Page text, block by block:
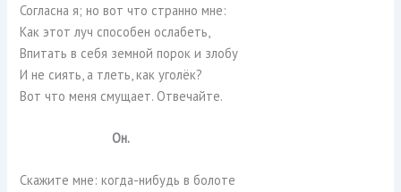
Согласна я; но вот что странно мне:
Как этот луч способен ослабеть,
Впитать в себя земной порок и злобу
И не сиять, а тлеть, как уголёк?
Вот что меня смущает. Отвечайте.
Он.
Скажите мне: когда-нибудь в болоте